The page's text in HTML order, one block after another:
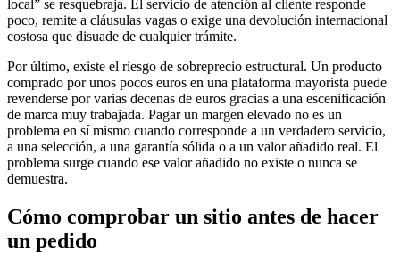
local” se resquebraja. El servicio de atención al cliente responde
poco, remite a cláusulas vagas o exige una devolución internacional
costosa que disuade de cualquier trámite.
Por último, existe el riesgo de sobreprecio estructural. Un producto
comprado por unos pocos euros en una plataforma mayorista puede
revenderse por varias decenas de euros gracias a una escenificación
de marca muy trabajada. Pagar un margen elevado no es un
problema en sí mismo cuando corresponde a un verdadero servicio,
a una selección, a una garantía sólida o a un valor añadido real. El
problema surge cuando ese valor añadido no existe o nunca se
demuestra.
Cómo comprobar un sitio antes de hacer
un pedido